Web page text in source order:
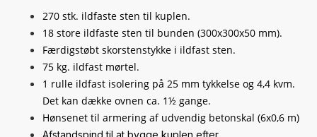
270 stk. ildfaste sten til kuplen.
18 store ildfaste sten til bunden (300x300x50 mm).
Færdigstøbt skorstenstykke i ildfast sten.
75 kg. ildfast mørtel.
1 rulle ildfast isolering på 25 mm tykkelse og 4,4 kvm.
Det kan dække ovnen ca. 1½ gange.
Hønsenet til armering af udvendig betonskal (6x0,6 m)
Afstandspind til at bygge kuplen efter